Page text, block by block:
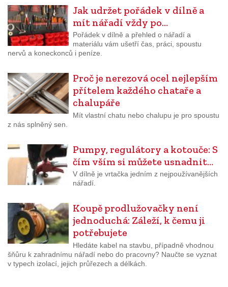
Jak udržet pořádek v dílně a
mít nářadí vždy po…
Pořádek v dílně a přehled o nářadí a
materiálu vám ušetří čas, práci, spoustu
nervů a koneckonců i peníze.
Proč je nerezová ocel nejlepším
přítelem každého chataře a
chalupáře
Mít vlastní chatu nebo chalupu je pro spoustu
z nás splněný sen.
Pumpy, regulátory a kotouče: S
čím vším si můžete usnadnit…
V dílně je vrtačka jedním z nejpoužívanějších
nářadí.
Koupě prodlužovačky není
jednoduchá: Záleží, k čemu ji
potřebujete
Hledáte kabel na stavbu, případně vhodnou
šňůru k zahradnímu nářadí nebo do pracovny? Naučte se vyznat
v typech izolací, jejich průřezech a délkách.